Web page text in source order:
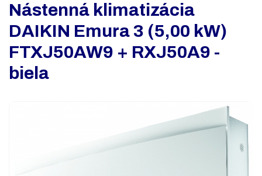
Nástenná klimatizácia
DAIKIN Emura 3 (5,00 kW)
FTXJ50AW9 + RXJ50A9 -
biela